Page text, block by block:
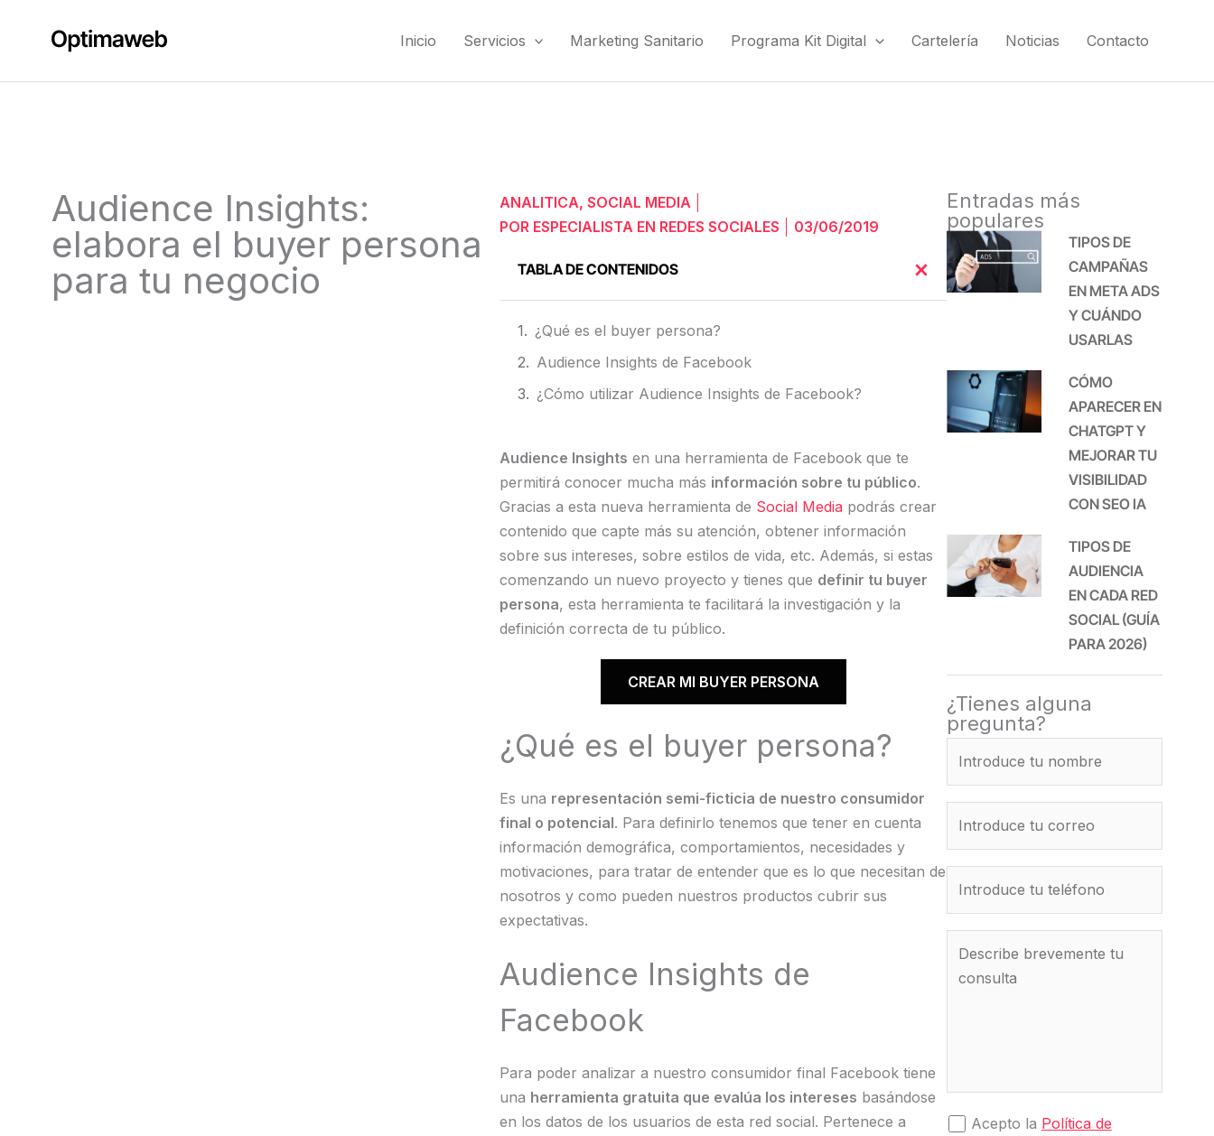
Inicio Servicios Marketing Sanitario Programa Kit Digital Cartelería Noticias Contacto
Audience Insights:
elabora el buyer persona
para tu negocio
ANALITICA, SOCIAL MEDIA
PORESPECIALISTA EN REDES SOCIALES 03/06/2019
TABLA DE CONTENIDOS
¿Qué es el buyer persona?
Audience Insights de Facebook
¿Cómo utilizar Audience Insights de Facebook?
Audience Insights en una herramienta de Facebook que te
permitirá conocer mucha más información sobre tu público.
Gracias a esta nueva herramienta de Social Media podrás crear
contenido que capte más su atención, obtener información
sobre sus intereses, sobre estilos de vida, etc. Además, si estas
comenzando un nuevo proyecto y tienes que definir tu buyer
persona, esta herramienta te facilitará la investigación y la
definición correcta de tu público.
CREAR MI BUYER PERSONA
¿Qué es el buyer persona?
Es una representación semi-ficticia de nuestro consumidor
final o potencial. Para definirlo tenemos que tener en cuenta
información demográfica, comportamientos, necesidades y
motivaciones, para tratar de entender que es lo que necesitan de
nosotros y como pueden nuestros productos cubrir sus
expectativas.
Audience Insights de
Facebook
Para poder analizar a nuestro consumidor final Facebook tiene
una herramienta gratuita que evalúa los intereses basándose
en los datos de los usuarios de esta red social. Pertenece a
Entradas más
populares
TIPOS DE
CAMPAÑAS
EN META ADS
Y CUÁNDO
USARLAS
CÓMO
APARECER EN
CHATGPT Y
MEJORAR TU
VISIBILIDAD
CON SEO IA
TIPOS DE
AUDIENCIA
EN CADA RED
SOCIAL (GUÍA
PARA 2026)
¿Tienes alguna
pregunta?
Acepto la Política de